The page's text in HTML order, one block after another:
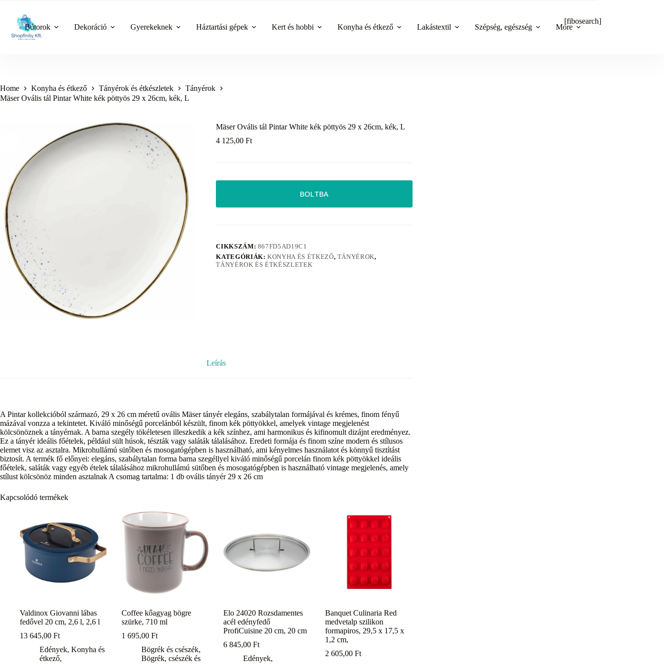
content
Bútorok Dekoráció Gyerekeknek Háztartási gépek Kert és hobbi Konyha és étkező Lakástextil Szépség, egészség More
[fibosearch]
Home Konyha és étkező Tányérok és étkészletek
Tányérok
Mäser Ovális tál Pintar White kék pöttyös 29 x 26cm, kék, L
Mäser Ovális tál Pintar White kék pöttyös 29 x 26cm, kék, L
4 125,00Ft
BOLTBA
CIKKSZÁM: 867FD5AD19C1
KATEGÓRIÁK:KONYHA ÉS ÉTKEZŐ, TÁNYÉROK,
TÁNYÉROK ÉS ÉTKÉSZLETEK
Leírás
A Pintar kollekcióból származó, 29 x 26 cm méretű ovális Mäser tányér elegáns, szabálytalan formájával és krémes, finom fényű
mázával vonzza a tekintetet. Kiváló minőségű porcelánból készült, finom kék pöttyökkel, amelyek vintage megjelenést
kölcsönöznek a tányérnak. A barna szegély tökéletesen illeszkedik a kék színhez, ami harmonikus és kifinomult dizájnt eredményez.
Ez a tányér ideális főételek, például sült húsok, tészták vagy saláták tálalásához. Eredeti formája és finom színe modern és stílusos
elemet visz az asztalra. Mikrohullámú sütőben és mosogatógépben is használható, ami kényelmes használatot és könnyű tisztítást
biztosít. A termék fő előnyei: elegáns, szabálytalan forma barna szegéllyel kiváló minőségű porcelán finom kék pöttyökkel ideális
főételek, saláták vagy egyéb ételek tálalásához mikrohullámú sütőben és mosogatógépben is használható vintage megjelenés, amely
stílust kölcsönöz minden asztalnak A csomag tartalma: 1 db ovális tányér 29 x 26 cm
Kapcsolódó termékek
Valdinox Giovanni lábas
fedővel 20 cm, 2,6 l, 2,6 l
13 645,00 Ft
Edények, Konyha és
étkező,
Coffee kőagyag bögre
szürke, 710 ml
1 695,00Ft
Bögrék és csészék,
Bögrék, csészék és
Elo 24020 Rozsdamentes
acél edényfedő
ProfiCuisine 20 cm, 20 cm
6 845,00Ft
Edények,
Banquet Culinaria Red
medvetalp szilikon
formapiros, 29,5 x 17,5 x
1,2 cm,
2 605,00Ft